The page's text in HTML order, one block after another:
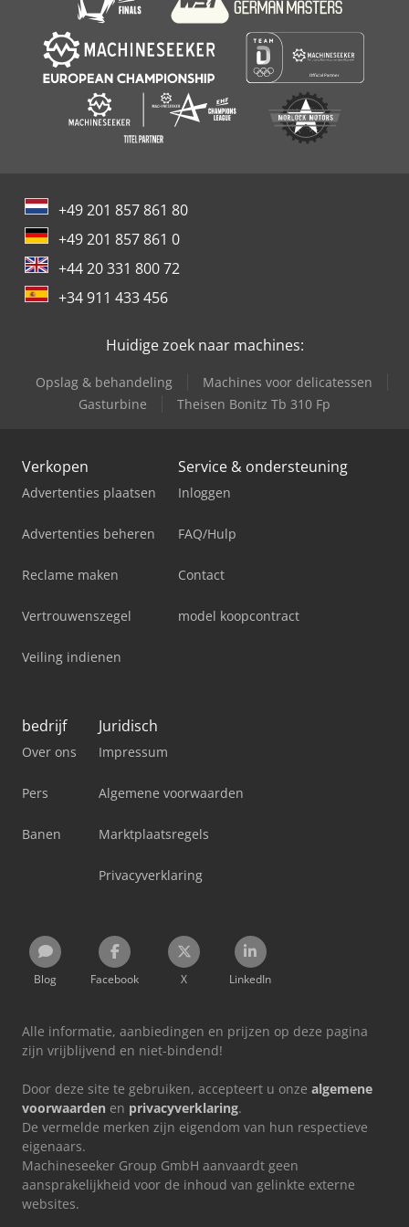
+49 201 857 861 80
+49 201 857 861 0
+44 20 331 800 72
+34 911 433 456
Huidige zoek naar machines:
Opslag & behandeling
Machines voor delicatessen
Gasturbine
Theisen Bonitz Tb 310 Fp
Verkopen
Advertenties plaatsen
Advertenties beheren
Reclame maken
Vertrouwenszegel
Veiling indienen
Service & ondersteuning
Inloggen
FAQ/Hulp
Contact
model koopcontract
bedrijf
Over ons
Pers
Banen
Juridisch
Impressum
Algemene voorwaarden
Marktplaatsregels
Privacyverklaring
Blog Facebook X LinkedIn
Alle informatie, aanbiedingen en prijzen op deze pagina
zijn vrijblijvend en niet-bindend!
Door deze site te gebruiken, accepteert u onze algemene
voorwaarden en privacyverklaring.
De vermelde merken zijn eigendom van hun respectieve
eigenaars.
Machineseeker Group GmbH aanvaardt geen
aansprakelijkheid voor de inhoud van gelinkte externe
websites.